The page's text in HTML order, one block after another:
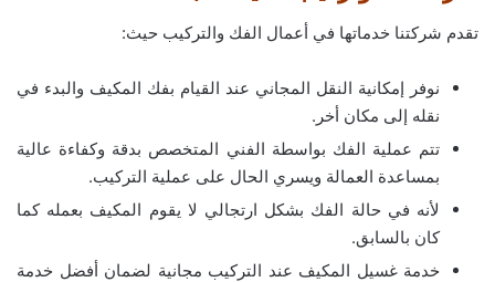
تقدم شركتنا خدماتها في أعمال الفك والتركيب حيث:
نوفر إمكانية النقل المجاني عند القيام بفك المكيف والبدء في
نقله إلى مكان أخر.
تتم عملية الفك بواسطة الفني المتخصص بدقة وكفاءة عالية
بمساعدة العمالة ويسري الحال على عملية التركيب.
لأنه في حالة الفك بشكل ارتجالي لا يقوم المكيف بعمله كما
كان بالسابق.
خدمة غسيل المكيف عند التركيب مجانية لضمان أفضل خدمة